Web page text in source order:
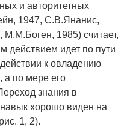
и автори­тетных
1947, С.В.Янанис,
1985) считает,
действием идет по пути
к овладению
а по мере его
знания в
хорошо виден на
1, 2).